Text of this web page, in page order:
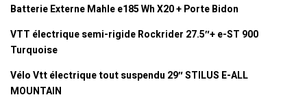
Batterie Externe Mahle e185 Wh X20 + Porte Bidon
VTT électrique semi-rigide Rockrider 27.5″+ e-ST 900
Turquoise
Vélo Vtt électrique tout suspendu 29″ STILUS E-ALL
MOUNTAIN